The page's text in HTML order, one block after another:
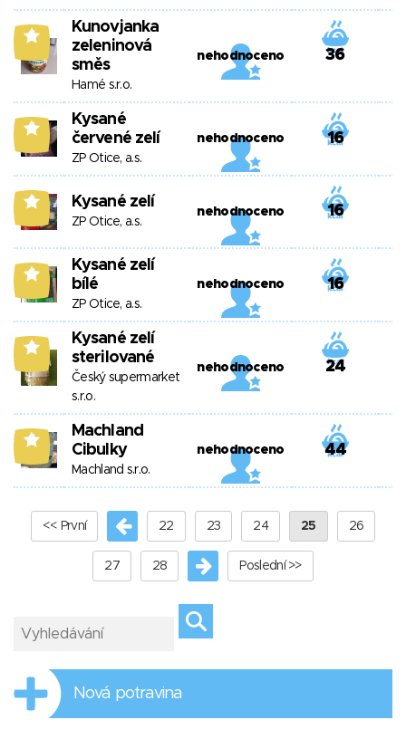
6
Kunovjanka
zeleninová
směs
Hamé s.r.o.
nehodnoceno 36
6
Kysané
červené zelí
ZP Otice, a.s.
nehodnoceno 16
6 Kysané zelí
ZP Otice, a.s.
nehodnoceno 16
6
Kysané zelí
bílé
ZP Otice, a.s.
nehodnoceno 16
6
Kysané zelí
sterilované
Český supermarket
s.r.o.
nehodnoceno 24
6
Machland
Cibulky
Machland s.r.o.
nehodnoceno 44
<< První 22 23 24 25 26
27 28 Poslední >>
Nová potravina